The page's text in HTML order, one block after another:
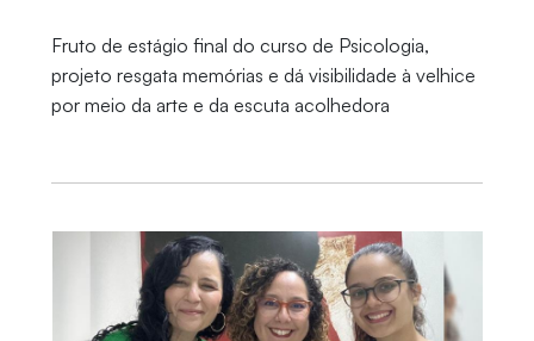
Fruto de estágio final do curso de Psicologia,
projeto resgata memórias e dá visibilidade à velhice
por meio da arte e da escuta acolhedora